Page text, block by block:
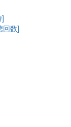
]
回数]